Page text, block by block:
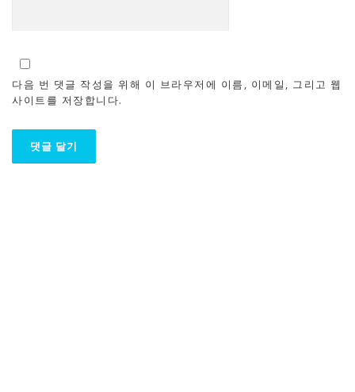
다음 번 댓글 작성을 위해 이 브라우저에 이름, 이메일, 그리고 웹
사이트를 저장합니다.